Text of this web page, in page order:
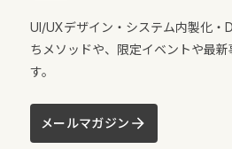
UI/UXデザイン・システム内製化・
ちメソッドや、限定イベントや最
す。
メールマガジン